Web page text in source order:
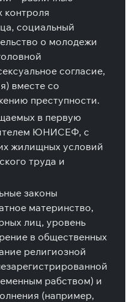
контроля
социальный
о молодежи
согласие,
вместе со
преступности.
в первую
ЮНИСЕФ, с
жилищных условий
труда и
законы
материнство,
лиц, уровень
в общественных
религиозной
рабством) и
(например,